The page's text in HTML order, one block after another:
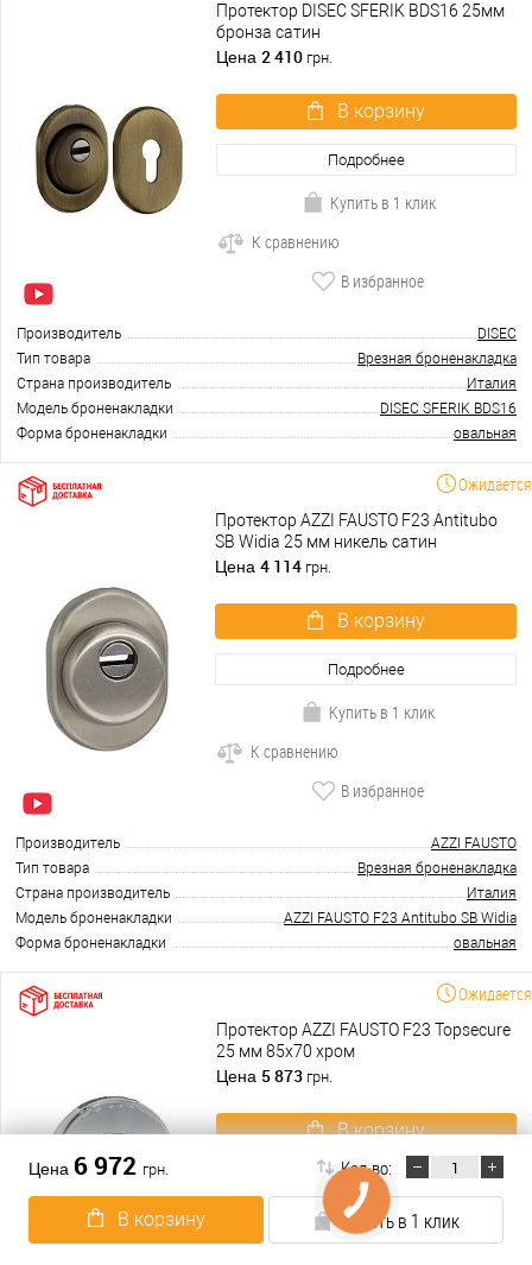
Цена 6 972 грн. Кол-во:
В корзину Купить в 1 клик
Протектор DISEC SFERIK BDS16 25мм
бронза сатин
Цена 2 410 грн.
В корзину
Подробнее
Купить в 1 клик
К сравнению
В избранное
Производитель
DISEC
Тип товара
Врезная броненакладка
Страна производитель
Италия
Модель броненакладки
DISEC SFERIK BDS16
Форма броненакладки
овальная
Ожидается
Протектор AZZI FAUSTO F23 Antitubo
SB Widia 25 мм никель сатин
Цена 4 114 грн.
В корзину
Подробнее
Купить в 1 клик
К сравнению
В избранное
Производитель
AZZI FAUSTO
Тип товара
Врезная броненакладка
Страна производитель
Италия
Модель броненакладки
AZZI FAUSTO F23 Antitubo SB Widia
Форма броненакладки
овальная
Ожидается
Протектор AZZI FAUSTO F23 Topsecure
25 мм 85х70 хром
Цена 5 873 грн.
В корзину
Подробнее
Купить в 1 клик